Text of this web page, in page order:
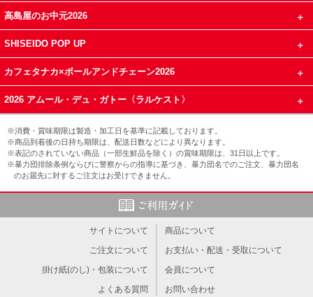
高島屋のお中元2026
SHISEIDO POP UP
カフェタナカ×ボールアンドチェーン2026
2026 アムール・デュ・ガトー〈ラルケスト〉
※消費・賞味期限は製造・加工日を基準に記載しております。
※商品到着後の日持ち期限は、配送日数などにより異なります。
※表記のされていない商品（一部生鮮品を除く）の賞味期限は、31日以上です。
※暴力団排除条例ならびに警察からの指導に基づき、暴力団名でのご注文、暴力団名
のお届先に対するご注文はお受けできません。
サイトについて
商品について
ご注文について
お支払い・配送・受取について
掛け紙(のし)・包装について
会員について
よくある質問
お問い合わせ